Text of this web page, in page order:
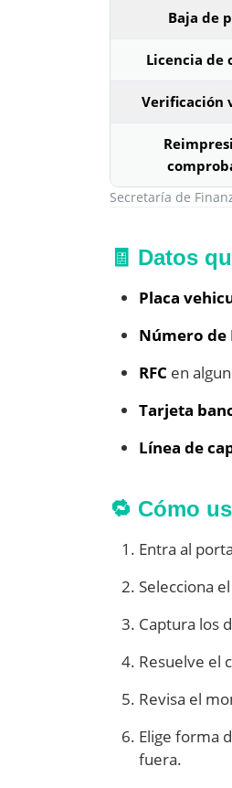
Baja de
Licencia de
Verificación
Secretaría de
🧾 Datos
Placa
Número de
RFC en
Tarjeta
Línea de
🔁 Cómo
Entra al
Selecciona
Captura los
Resuelve el
Revisa el
Elige forma
fuera.